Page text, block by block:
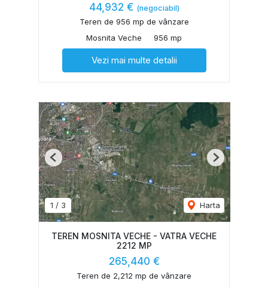
44,932 € (negociabil)
Teren de 956 mp de vânzare
Mosnita Veche
956 mp
Vezi mai multe detalii
1 / 3 Harta
Previous Next
TEREN MOSNITA VECHE - VATRA VECHE
2212 MP
265,440 €
Teren de 2,212 mp de vânzare